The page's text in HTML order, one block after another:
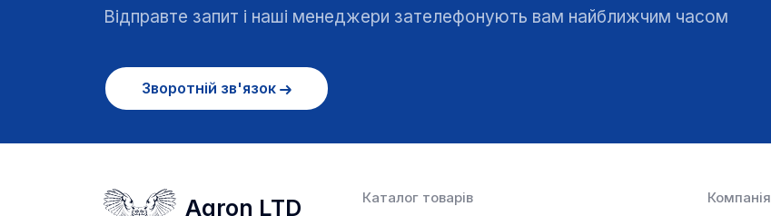
Відправте запит і наші менеджери зателефонують вам найближчим часом
Зворотній зв'язок
Agron LTD Каталог товарів Компанія